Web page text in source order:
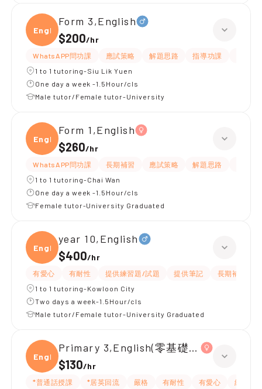
Engli
Form 3,English
$200/hr
WhatsAPP問功課 應試策略 解題思路 指導功課
1 to 1 tutoring-Siu Lik Yuen
One day a week -1.5Hour/cls
Male tutor/Female tutor-University
Engli
Form 1,English
$260/hr
WhatsAPP問功課 長期補習 應試策略 解題思路
1 to 1 tutoring-Chai Wan
One day a week -1.5Hour/cls
Female tutor-University Graduated
Engli
year 10,English
$400/hr
有愛心 有耐性 提供練習題/試題 提供筆記
長期補習
1 to 1 tutoring-Kowloon City
Two days a week-1.5Hour/cls
Male tutor/Female tutor-University Graduated
Engli
Primary 3,English(零基礎, 會話)
$130/hr
*普通話授課 *居英回流 嚴格 有耐性 有愛心
細心